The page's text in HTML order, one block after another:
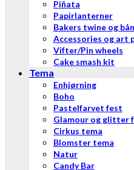
Piñata
Papirlanterner
Bakers twine og
Accessories og art
Vifter/Pin wheels
Cake smash kit
Tema
Enhjørning
Boho
Pastelfarvet fest
Glamour og glitter
Cirkus tema
Blomster tema
Natur
Candy Bar